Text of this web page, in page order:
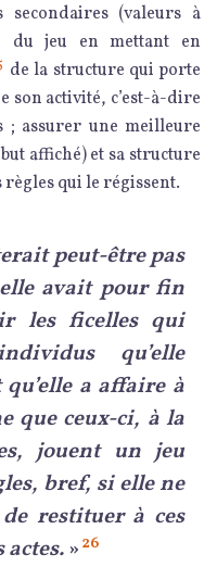
(valeurs à
du jeu en mettant en
de la structure qui porte
son activité, c’est-à-dire
; assurer une meilleure
affiché) et sa structure
qui le régissent.
peut-être pas
avait pour fin
les ficelles qui
qu’elle
a affaire à
que ceux-ci, à la
jouent un jeu
bref, si elle ne
restituer à ces
actes.»26